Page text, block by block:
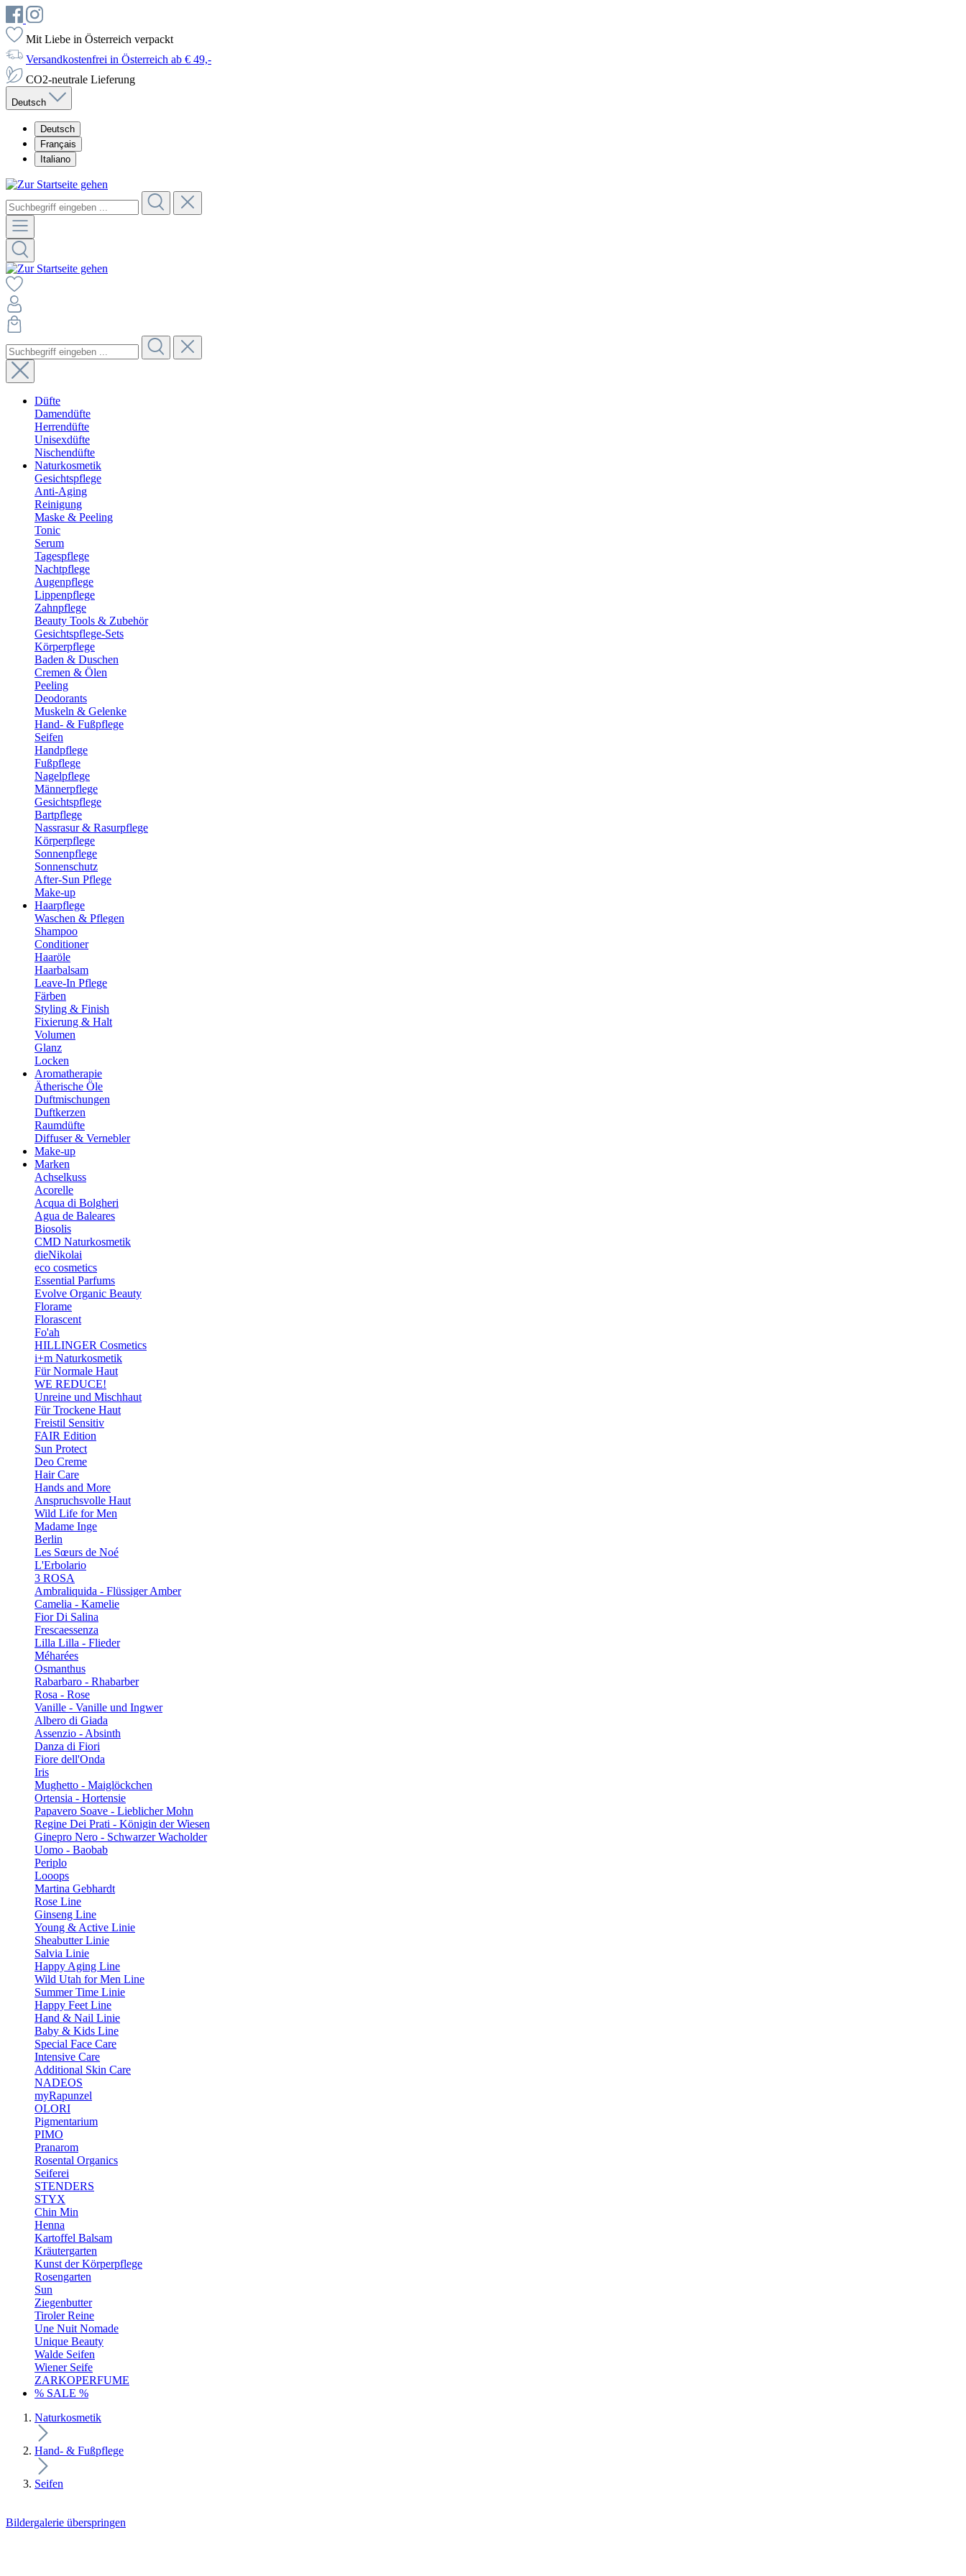
Mit Liebe in Österreich verpackt
Versandkostenfrei in Österreich ab € 49,-
CO2-neutrale Lieferung
Deutsch
Deutsch
Français
Italiano
Düfte
Damendüfte
Herrendüfte
Unisexdüfte
Nischendüfte
Naturkosmetik
Gesichtspflege
Anti-Aging
Reinigung
Maske & Peeling
Tonic
Serum
Tagespflege
Nachtpflege
Augenpflege
Lippenpflege
Zahnpflege
Beauty Tools & Zubehör
Gesichtspflege-Sets
Körperpflege
Baden & Duschen
Cremen & Ölen
Peeling
Deodorants
Muskeln & Gelenke
Hand- & Fußpflege
Seifen
Handpflege
Fußpflege
Nagelpflege
Männerpflege
Gesichtspflege
Bartpflege
Nassrasur & Rasurpflege
Körperpflege
Sonnenpflege
Sonnenschutz
After-Sun Pflege
Make-up
Haarpflege
Waschen & Pflegen
Shampoo
Conditioner
Haaröle
Haarbalsam
Leave-In Pflege
Färben
Styling & Finish
Fixierung & Halt
Volumen
Glanz
Locken
Aromatherapie
Ätherische Öle
Duftmischungen
Duftkerzen
Raumdüfte
Diffuser & Vernebler
Make-up
Marken
Achselkuss
Acorelle
Acqua di Bolgheri
Agua de Baleares
Biosolis
CMD Naturkosmetik
dieNikolai
eco cosmetics
Essential Parfums
Evolve Organic Beauty
Florame
Florascent
Fo'ah
HILLINGER Cosmetics
i+m Naturkosmetik
Für Normale Haut
WE REDUCE!
Unreine und Mischhaut
Für Trockene Haut
Freistil Sensitiv
FAIR Edition
Sun Protect
Deo Creme
Hair Care
Hands and More
Anspruchsvolle Haut
Wild Life for Men
Madame Inge
Berlin
Les Sœurs de Noé
L'Erbolario
3 ROSA
Ambraliquida - Flüssiger Amber
Camelia - Kamelie
Fior Di Salina
Frescaessenza
Lilla Lilla - Flieder
Méharées
Osmanthus
Rabarbaro - Rhabarber
Rosa - Rose
Vanille - Vanille und Ingwer
Albero di Giada
Assenzio - Absinth
Danza di Fiori
Fiore dell'Onda
Iris
Mughetto - Maiglöckchen
Ortensia - Hortensie
Papavero Soave - Lieblicher Mohn
Regine Dei Prati - Königin der Wiesen
Ginepro Nero - Schwarzer Wacholder
Uomo - Baobab
Periplo
Looops
Martina Gebhardt
Rose Line
Ginseng Line
Young & Active Linie
Sheabutter Linie
Salvia Linie
Happy Aging Line
Wild Utah for Men Line
Summer Time Linie
Happy Feet Line
Hand & Nail Linie
Baby & Kids Line
Special Face Care
Intensive Care
Additional Skin Care
NADEOS
myRapunzel
OLORI
Pigmentarium
PIMO
Pranarom
Rosental Organics
Seiferei
STENDERS
STYX
Chin Min
Henna
Kartoffel Balsam
Kräutergarten
Kunst der Körperpflege
Rosengarten
Sun
Ziegenbutter
Tiroler Reine
Une Nuit Nomade
Unique Beauty
Walde Seifen
Wiener Seife
ZARKOPERFUME
% SALE %
Naturkosmetik
Hand- & Fußpflege
Seifen
Bildergalerie überspringen